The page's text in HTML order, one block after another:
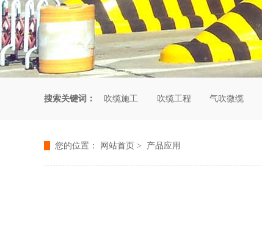
搜索关键词： 吹缆施工 吹缆工程 气吹微缆
您的位置： 网站首页 > 产品应用